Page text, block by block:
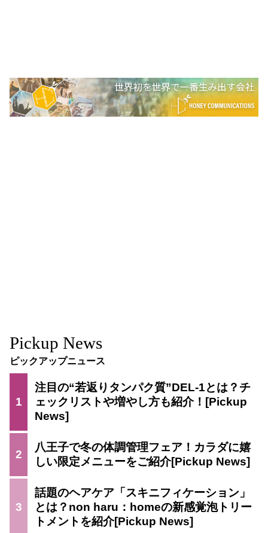
Pickup News
ピックアップニュース
1
注目の“若返りタンパク質”DEL-1とは？チ
ェックリストや増やし方も紹介！
2
八王子で冬の体調管理フェア！カラダに嬉
しい限定メニューをご紹介
3
話題のヘアケア「スキニフィケーション」
とは？non haru：homeの新感覚泡トリー
トメントを紹介